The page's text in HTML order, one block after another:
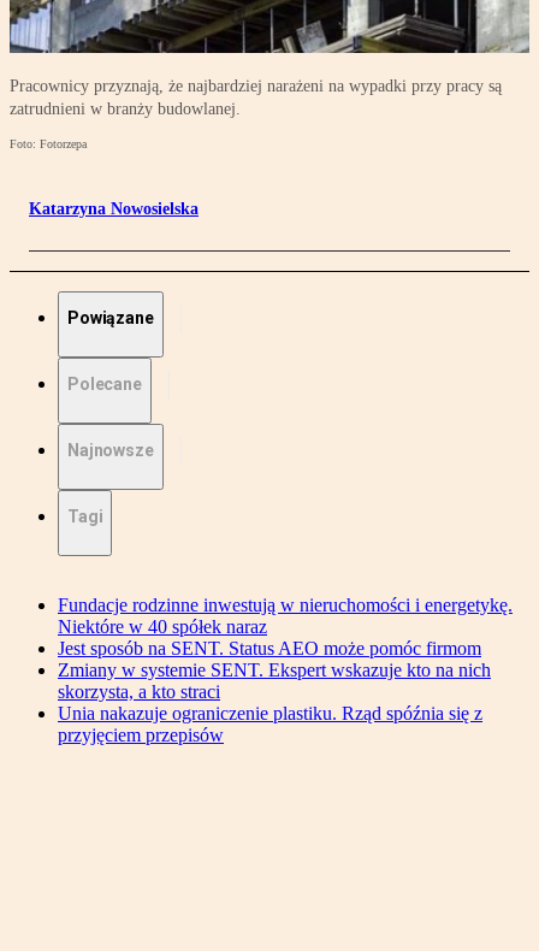
Pracownicy przyznają, że najbardziej narażeni na wypadki przy pracy są
zatrudnieni w branży budowlanej.
Foto: Fotorzepa
Katarzyna Nowosielska
Powiązane
Polecane
Najnowsze
Tagi
Fundacje rodzinne inwestują w nieruchomości i energetykę.
Niektóre w 40 spółek naraz
Jest sposób na SENT. Status AEO może pomóc firmom
Zmiany w systemie SENT. Ekspert wskazuje kto na nich
skorzysta, a kto straci
Unia nakazuje ograniczenie plastiku. Rząd spóźnia się z
przyjęciem przepisów